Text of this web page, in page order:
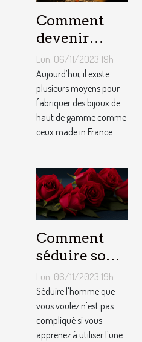
Comment
devenir
bijoutier-
joaillier ?
Lun. 06/11/2023 19h
Aujourd’hui, il existe
plusieurs moyens pour
fabriquer des bijoux de
haut de gamme comme
ceux made in France...
Comment
séduire son
homme ?
Lun. 06/11/2023 19h
Séduire l'homme que
vous voulez n'est pas
compliqué si vous
apprenez à utiliser l'une